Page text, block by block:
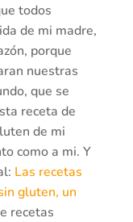
todos
de mi madre,
porque
nuestras
que se
receta de
de mi
como a mi. Y
Las recetas
gluten, un
recetas